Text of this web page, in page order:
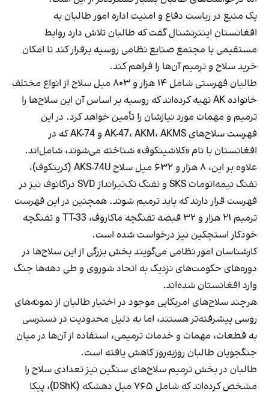
یک منبع در ریاست دفاع و امنیت اداره امور طالبان به
افغانستان اینترنشنال گفت که طالبان تلاش دارد روابط
مستقیمی با مجتمع صنایع نظامی روسیه برقرار کند تا امکان
خرید سلاح و ترمیم آن‌ها را فراهم کند.
طالبان فهرستی شامل ۱۴ هزار و ۸۰۳ میل سلاح از انواع مختلف
خانواده AK تهیه کرده‌اند که روسیه بر اساس آن این سلاح‌ها را
ترمیم و مهمات مورد نیازشان را تأمین خواهد کرد. در این
فهرست سلاح‌های AK-47، AKM، AKMS و AK-74 که در
افغانستان با نام «کلاشینکوف» شناخته می‌شوند، شامل‌اند.
علاوه بر این، ۸ هزار و ۶۳۲ میل سلاح AKS-74U (کرینکوف)،
تفنگ نیمه‌اتومات SKS و تفنگ تک‌تیرانداز SVD دراگانوف نیز در
فهرست قرار دارند که باید ترمیم شوند. همچنین در این فهرست
ترمیم ۲۱ هزار و ۳۲ قبضه تفنگچه ماکاروف، TT-33 و تفنگچه
خودکار استچکین نیز درخواست شده است.
کارشناسان امور نظامی می‌گویند بخش بزرگی از این سلاح‌ها در
دوره‌های حکومت‌های نزدیک به اتحاد شوروی و طی دهه‌ها جنگ
وارد افغانستان شده‌اند.
هرچند سلاح‌های امریکایی موجود در اختیار طالبان از نمونه‌های
روسی پیشرفته‌تر هستند، اما به دلیل محدودیت در دسترسی
به قطعات، مهمات و خدمات ترمیمی، استفاده از آن‌ها در میان
جنگجویان طالبان روزبه‌روز کاهش یافته است.
طالبان در بخش ترمیم سلاح‌های سنگین نیز تعدادی سلاح را
مشخص کرده‌اند که شامل ۷۶۵ میل دهشکه (DShK)، پیکا